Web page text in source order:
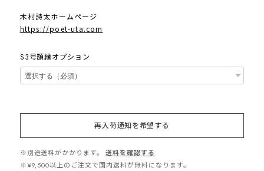
木村詩太ホームページ
https://poet-uta.com
S3号額縁オプション
再入荷通知を希望する
※別途送料がかかります。
送料を確認する
※¥9,500以上のご注文で国内送料が無料になります。